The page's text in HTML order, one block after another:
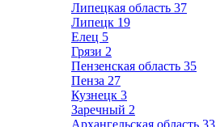
Липецкая область 37
Липецк 19
Елец 5
Грязи 2
Пензенская область 35
Пенза 27
Кузнецк 3
Заречный 2
Архангельская область 33